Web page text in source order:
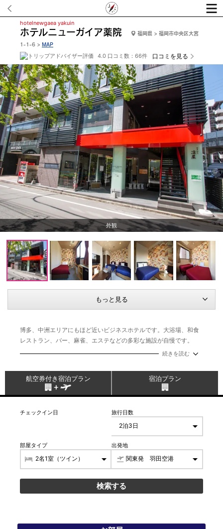
hotelnewgaea yakuin
ホテルニューガイア薬院 福岡県 > 福岡市中央区大宮
1-1-6 > MAP
4.0 口コミ数：66件 口コミを見る
コンフォートシングル 17㎡
もっと見る
博多、中洲エリアにもほど近いビジネスホテルです。大浴場、和食
レストラン、バー、麻雀、エステなどの多彩な施設が自慢です。
続きを読む
航空券付き宿泊プラン 宿泊プラン
チェックイン日 旅行日数
部屋タイプ 出発地